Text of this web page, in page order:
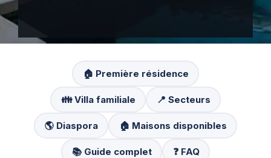
🏠 Première résidence
👪 Villa familiale 📍 Secteurs
🌎 Diaspora 🏠 Maisons disponibles
📚 Guide complet ❓ FAQ